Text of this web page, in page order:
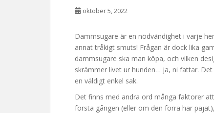
oktober 5, 2022
Dammsugare är en nödvändighet i varje
annat tråkigt smuts! Frågan är dock lika
dammsugare ska man köpa, och vilken
skrämmer livet ur hunden… ja, ni fattar.
en väldigt enkel sak.
Det finns med andra ord många faktorer
första gången (eller om den förra har